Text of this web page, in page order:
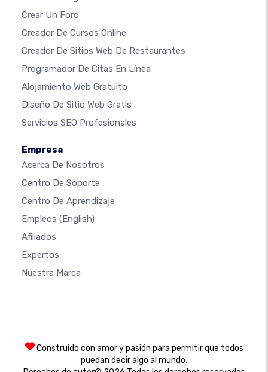
Crear Un Foro
Creador De Cursos Online
Creador De Sitios Web De Restaurantes
Programador De Citas En Línea
Alojamiento Web Gratuito
Diseño De Sitio Web Gratis
Servicios SEO Profesionales
Empresa
Acerca De Nosotros
Centro De Soporte
Centro De Aprendizaje
Empleos (English)
Afiliados
Expertos
Nuestra Marca
Construido con amor y pasión para permitir que todos
puedan decir algo al mundo.